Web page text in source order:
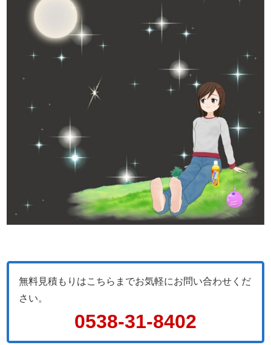
無料見積もりはこちらまでお気軽にお問い合わせくだ
さい。
0538-31-8402